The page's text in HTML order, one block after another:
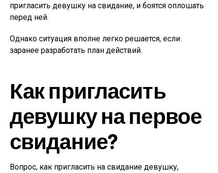
пригласить девушку на свидание, и боятся оплошать
перед ней.
Однако ситуация вполне легко решается, если
заранее разработать план действий.
Как пригласить
девушку на первое
свидание?
Вопрос, как пригласить на свидание девушку,